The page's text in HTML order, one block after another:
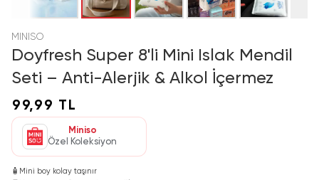
MINISO
Doyfresh Super 8'li Mini Islak Mendil
Seti – Anti-Alerjik & Alkol İçermez
99,99 TL
Miniso
Özel Koleksiyon
🧴 Mini boy kolay taşınır